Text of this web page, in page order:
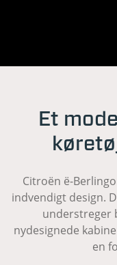
Et
Citroën ë-
indvendigt design.
understreger
nydesignede
en